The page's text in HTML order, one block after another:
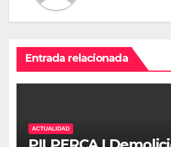
Entrada relacionada
ACTUALIDAD